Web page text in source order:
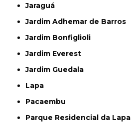
Jaraguá
Jardim Adhemar de Barros
Jardim Bonfiglioli
Jardim Everest
Jardim Guedala
Lapa
Pacaembu
Parque Residencial da Lapa